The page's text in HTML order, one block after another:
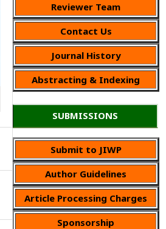
Reviewer Team
Contact Us
Journal History
Abstracting & Indexing
SUBMISSIONS
Submit to JIWP
Author Guidelines
Article Processing Charges
Sponsorship